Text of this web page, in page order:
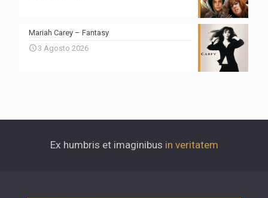
Mariah Carey – Fantasy
3 Agosto 2026
Ex humbris et imaginibus in veritatem